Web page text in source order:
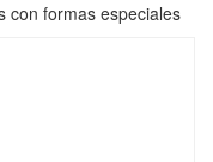
con formas especiales